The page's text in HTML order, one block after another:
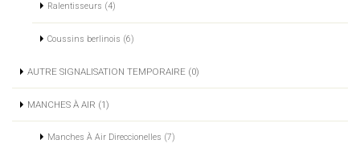
Ralentisseurs (4)
Coussins berlinois (6)
AUTRE SIGNALISATION TEMPORAIRE (0)
MANCHES À AIR (1)
Manches À Air Direccionelles (7)